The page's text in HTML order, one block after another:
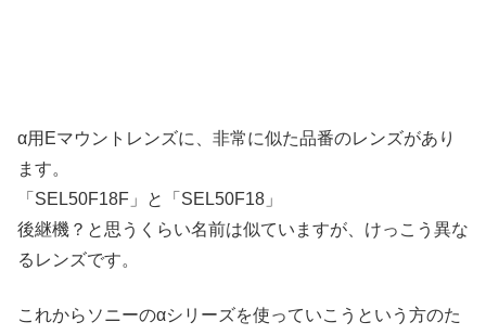
α用Eマウントレンズに、非常に似た品番のレンズがあり
ます。
「SEL50F18F」と「SEL50F18」
後継機？と思うくらい名前は似ていますが、けっこう異な
るレンズです。
これからソニーのαシリーズを使っていこうという方のた